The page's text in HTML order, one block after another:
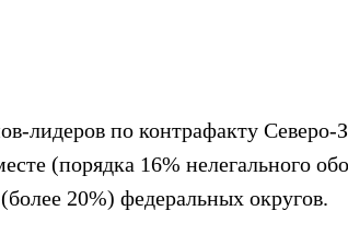
лидеров по контрафакту
(порядка 16% нелегального
20%) федеральных округов.